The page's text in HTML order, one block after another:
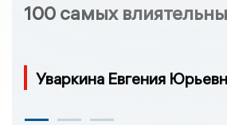
100 самых
Уваркина Евгения